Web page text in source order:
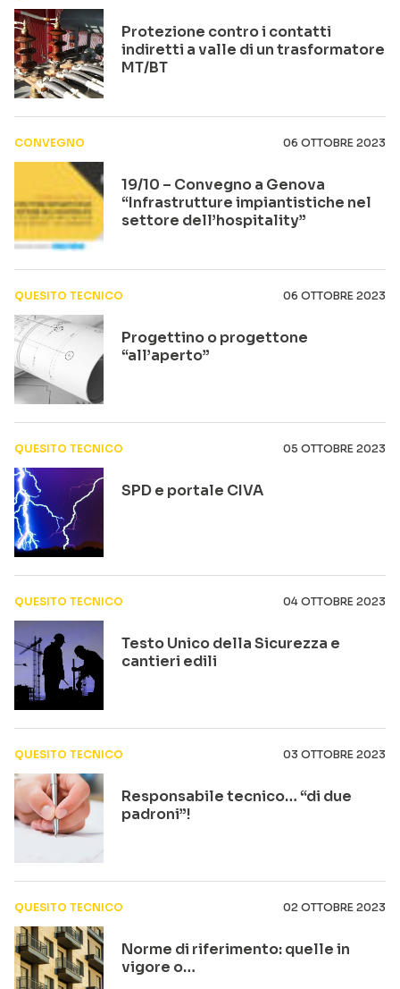
Protezione contro i contatti
indiretti a valle di un trasformatore
MT/BT
CONVEGNO 06 OTTOBRE 2023
19/10 – Convegno a Genova
“Infrastrutture impiantistiche nel
settore dell’hospitality”
QUESITO TECNICO 06 OTTOBRE 2023
Progettino o progettone
“all’aperto”
QUESITO TECNICO 05 OTTOBRE 2023
SPD e portale CIVA
QUESITO TECNICO 04 OTTOBRE 2023
Testo Unico della Sicurezza e
cantieri edili
QUESITO TECNICO 03 OTTOBRE 2023
Responsabile tecnico… “di due
padroni”!
QUESITO TECNICO 02 OTTOBRE 2023
Norme di riferimento: quelle in
vigore o…